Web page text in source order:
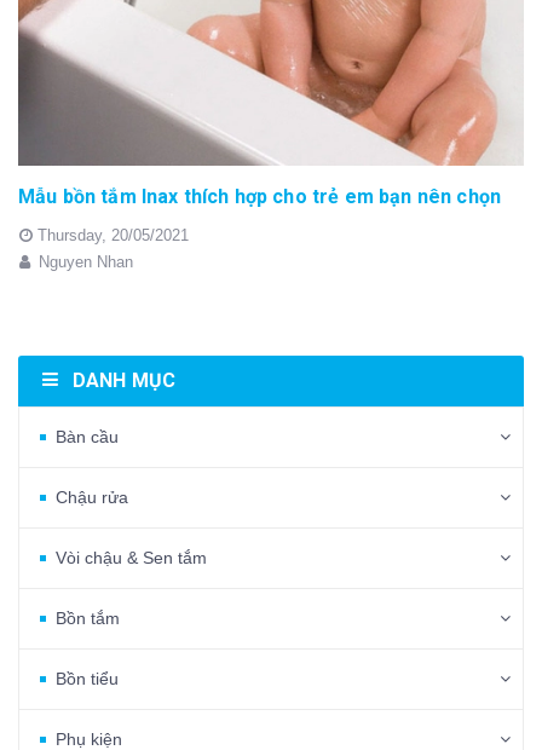
Mẫu bồn tắm Inax thích hợp cho trẻ em bạn nên chọn
Thursday, 20/05/2021
Nguyen Nhan
DANH MỤC
Bàn cầu
Chậu rửa
Vòi chậu & Sen tắm
Bồn tắm
Bồn tiểu
Phụ kiện